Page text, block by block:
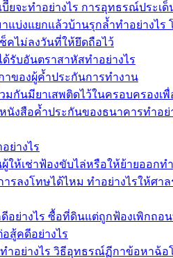
ยจะทำอย่างไร การอุทธรณ์ประ
บ่งแยกแล้วบ้านรุกล้ำทำอย่างไ
คไม่ลงวันที่ให้ยึดถือไว้
รับอันตราสาหัสทำอย่างไร
ของผู้ค้ำประกันการทำงาน
กันมียาเสพติดไว้ในครอบครองเ
สือค้ำประกันของธนาคารทำอย่
ย่างไร
ให้เช่าฟ้องขับไล่หรือให้ย้ายออกท
ลงโทษได้ไหม ทำอย่างไรให้ศา
ย่างไร ซื้อที่ดินแต่ถูกฟ้องเพิกถอน
สู้คดีอย่างไร
อย่างไร วิธีอุทธรณ์ฏีกาข้อหาฉ้อ